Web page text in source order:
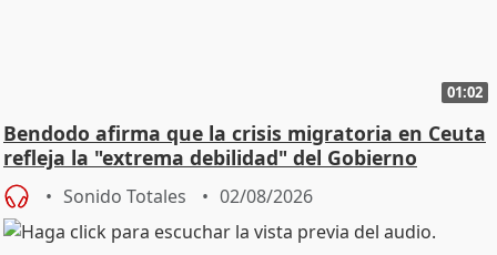
01:02
Bendodo afirma que la crisis migratoria en Ceuta
refleja la "extrema debilidad" del Gobierno
Sonido Totales 02/08/2026